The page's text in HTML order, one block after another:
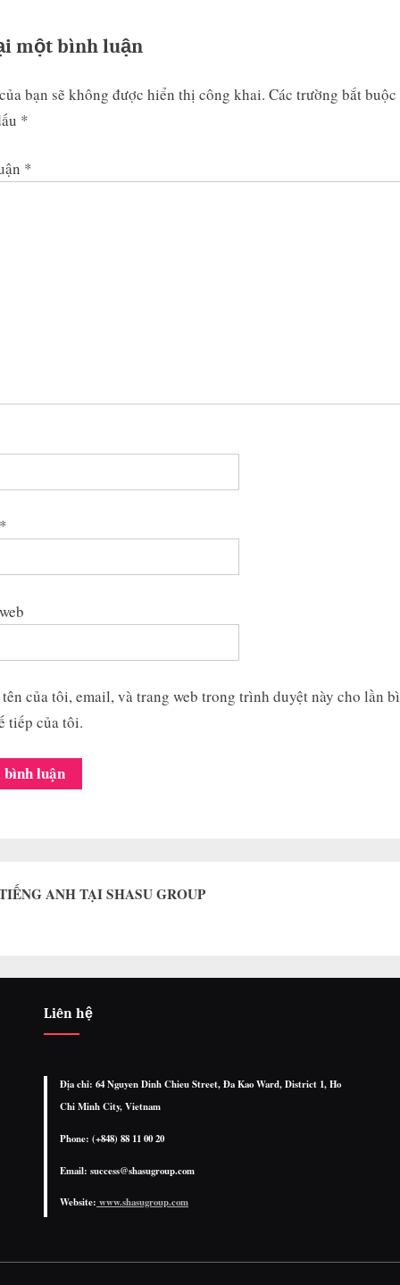
một bình luận
bạn sẽ không được hiển thị công khai. Các trường bắt
*
*
*
của tôi, email, và trang web trong trình duyệt này cho lần
tiếp của tôi.
ANH TẠI SHASU GROUP
Liên hệ
Địa chỉ: 64 Nguyen Dinh Chieu Street, Đa Kao Ward, District 1, Ho
Chi Minh City, Vietnam
Phone: (+848) 88 11 00 20
Email: success@shasugroup.com
Website: www.shasugroup.com